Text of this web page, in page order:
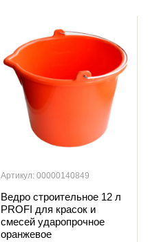
Артикул: 00000140849
Ведро строительное 12 л
PROFI для красок и
смесей ударопрочное
оранжевое